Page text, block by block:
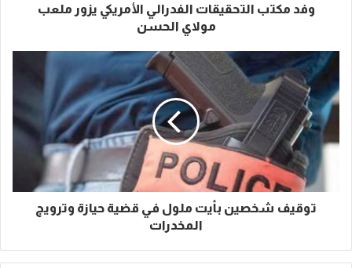
وفد مكتب التحقيقات الفدرالي الأمريكي يزور ملعب
مولاي الحسن
توقيف شخصين بأيت ملول في قضية حيازة وترويج
المخدرات